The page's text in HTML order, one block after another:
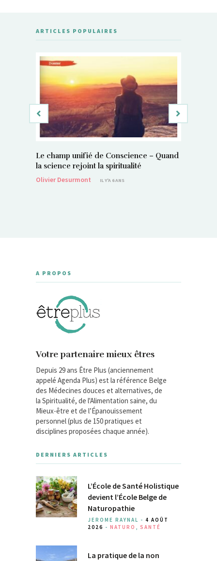
ARTICLES POPULAIRES
Le champ unifié de Conscience – Quand
la science rejoint la spiritualité
Olivier Desurmont
IL Y'A 6 ANS
A PROPOS
Votre partenaire mieux êtres
Depuis 29 ans Être Plus (anciennement
appelé Agenda Plus) est la référence Belge
des Médecines douces et alternatives, de
la Spiritualité, de l'Alimentation saine, du
Mieux-être et de l’Épanouissement
personnel (plus de 150 pratiques et
disciplines proposées chaque année).
DERNIERS ARTICLES
L’École de Santé Holistique
devient l’École Belge de
Naturopathie
JEROME RAYNAL - 4 AOÛT
2026 - NATURO , SANTÉ
La pratique de la non